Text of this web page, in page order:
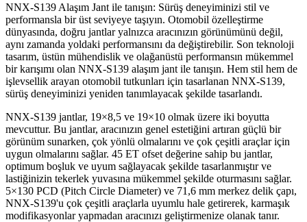
NNX-S139 Alaşım Jant ile tanışın: Sürüş deneyiminizi stil ve
performansla bir üst seviyeye taşıyın. Otomobil özelleştirme
dünyasında, doğru jantlar yalnızca aracınızın görünümünü değil,
aynı zamanda yoldaki performansını da değiştirebilir. Son teknoloji
tasarım, üstün mühendislik ve olağanüstü performansın mükemmel
bir karışımı olan NNX-S139 alaşım jant ile tanışın. Hem stil hem de
işlevsellik arayan otomobil tutkunları için tasarlanan NNX-S139,
sürüş deneyiminizi yeniden tanımlayacak şekilde tasarlandı.
NNX-S139 jantlar, 19×8,5 ve 19×10 olmak üzere iki boyutta
mevcuttur. Bu jantlar, aracınızın genel estetiğini artıran güçlü bir
görünüm sunarken, çok yönlü olmalarını ve çok çeşitli araçlar için
uygun olmalarını sağlar. 45 ET ofset değerine sahip bu jantlar,
optimum boşluk ve uyum sağlayacak şekilde tasarlanmıştır ve
lastiğinizin tekerlek yuvasına mükemmel şekilde oturmasını sağlar.
5×130 PCD (Pitch Circle Diameter) ve 71,6 mm merkez delik çapı,
NNX-S139'u çok çeşitli araçlarla uyumlu hale getirerek, karmaşık
modifikasyonlar yapmadan aracınızı geliştirmenize olanak tanır.